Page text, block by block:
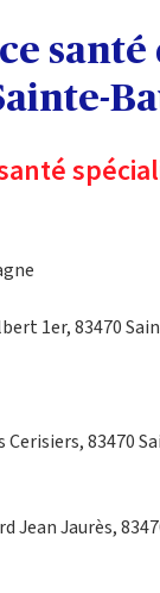
santé
1er, 83470
Cerisiers, 83470
Jean Jaurès,